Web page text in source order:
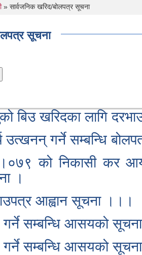
» सार्वजनिक खरिद/बोलपत्र सूचना
सूचना
बिउ खरिदका लागि
उत्खनन् गर्ने सम्बन्धि
को निकासी कर आय
।
आह्वान सूचना ।।।
सम्बन्धि आसयको सूचना
सम्बन्धि आसयको सूचना